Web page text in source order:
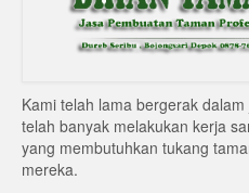
Kami telah lama bergerak
telah banyak melakukan kerja
yang membutuhkan tukang
mereka.